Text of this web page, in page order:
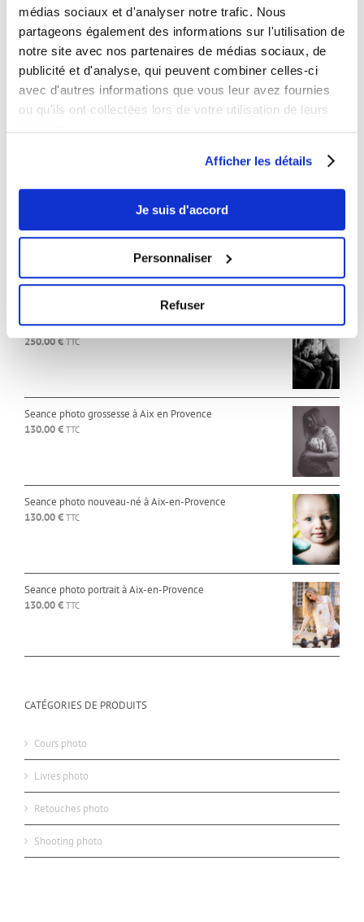
médias sociaux et d'analyser notre trafic. Nous
partageons également des informations sur l'utilisation de
notre site avec nos partenaires de médias sociaux, de
publicité et d'analyse, qui peuvent combiner celles-ci
avec d'autres informations que vous leur avez fournies
ou qu'ils ont collectées lors de votre utilisation de leurs
services.
Afficher les détails
Je suis d'accord
Personnaliser
Refuser
Comment devenir mannequin
25 février 2025
Comment créer une vidéo marketing snackable qui convertit ?
13 février 2025
Maquillage pour seance photo
16 avril 2021
Seance photo en famille à Aix en Provence
Seance photo boudoir à Aix en Provence
250.00€ TTC
Seance photo grossesse à Aix en Provence
130.00€ TTC
Seance photo nouveau-né à Aix-en-Provence
130.00€ TTC
Seance photo portrait à Aix-en-Provence
130.00€ TTC
CATÉGORIES DE PRODUITS
Cours photo
Livres photo
Retouches photo
Shooting photo